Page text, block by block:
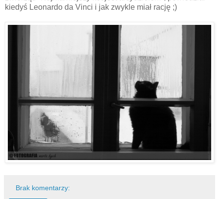
kiedyś Leonardo da Vinci i jak zwykle miał rację ;)
Brak komentarzy: